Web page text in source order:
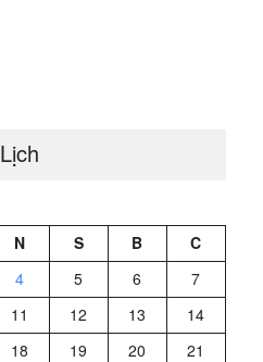
Lịch
N S B
C
4 5 6
7
11 12 13
14
18 19 20
21